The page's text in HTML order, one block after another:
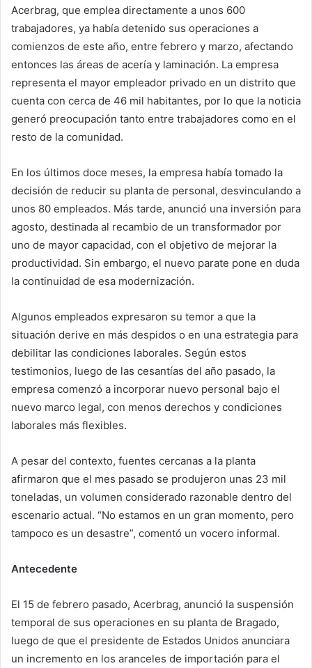
Acerbrag, que emplea directamente a unos 600
trabajadores, ya había detenido sus operaciones a
comienzos de este año, entre febrero y marzo, afectando
entonces las áreas de acería y laminación. La empresa
representa el mayor empleador privado en un distrito que
cuenta con cerca de 46 mil habitantes, por lo que la noticia
generó preocupación tanto entre trabajadores como en el
resto de la comunidad.
En los últimos doce meses, la empresa había tomado la
decisión de reducir su planta de personal, desvinculando a
unos 80 empleados. Más tarde, anunció una inversión para
agosto, destinada al recambio de un transformador por
uno de mayor capacidad, con el objetivo de mejorar la
productividad. Sin embargo, el nuevo parate pone en duda
la continuidad de esa modernización.
Algunos empleados expresaron su temor a que la
situación derive en más despidos o en una estrategia para
debilitar las condiciones laborales. Según estos
testimonios, luego de las cesantías del año pasado, la
empresa comenzó a incorporar nuevo personal bajo el
nuevo marco legal, con menos derechos y condiciones
laborales más flexibles.
A pesar del contexto, fuentes cercanas a la planta
afirmaron que el mes pasado se produjeron unas 23 mil
toneladas, un volumen considerado razonable dentro del
escenario actual. “No estamos en un gran momento, pero
tampoco es un desastre”, comentó un vocero informal.
Antecedente
El 15 de febrero pasado, Acerbrag, anunció la suspensión
temporal de sus operaciones en su planta de Bragado,
luego de que el presidente de Estados Unidos anunciara
un incremento en los aranceles de importación para el